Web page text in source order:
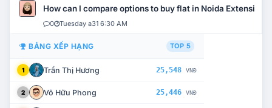
How can I compare options to buy flat in Noida Extension?
0 Tuesday a31 6:30 AM
BẢNG XẾP HẠNG TOP 5
1 Trần Thị Hương 25,548 VNĐ
2 Võ Hữu Phong 25,446 VNĐ